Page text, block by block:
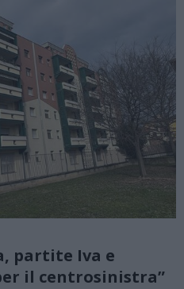
partite Iva e
il centrosinistra”